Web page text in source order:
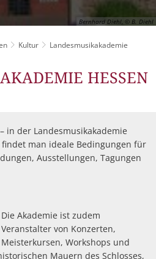
Bürgerhaus
Konzertsaal LMAH
Bernhard Diehl, © B. Diehl
Kultur Landesmusikakademie
HESSEN
in der Landesmusikakademie
findet man ideale Bedingungen für
Ausstellungen, Tagungen
Die Akademie ist zudem
Veranstalter von Konzerten,
Meisterkursen, Workshops und
Mauern des Schlosses,